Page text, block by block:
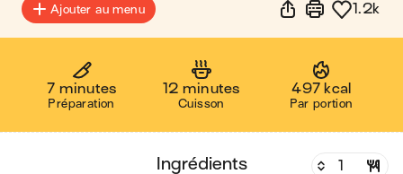
Ajouter au menu 1.2k
7 minutes
Préparation
12 minutes
Cuisson
497 kcal
Par portion
ingrédients